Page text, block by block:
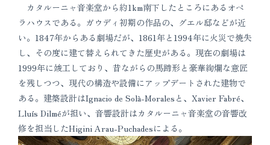
カタルーニャ音楽堂から約1km南下したところにあるオペ
ラハウスである。ガウディ初期の作品の、グエル邸などが近
い。1847年からある劇場だが、1861年と1994年に火災で焼失
し、その度に建て替えられてきた歴史がある。現在の劇場は
1999年に竣工しており、昔ながらの馬蹄形と豪華絢爛な意匠
を残しつつ、現代の構造や設備にアップデートされた建物で
ある。建築設計はIgnacio de Solà-Moralesと、Xavier Fabré、
Lluís Dilméが担い、音響設計はカタルーニャ音楽堂の音響改
修を担当したHigini Arau-Puchadesによる。